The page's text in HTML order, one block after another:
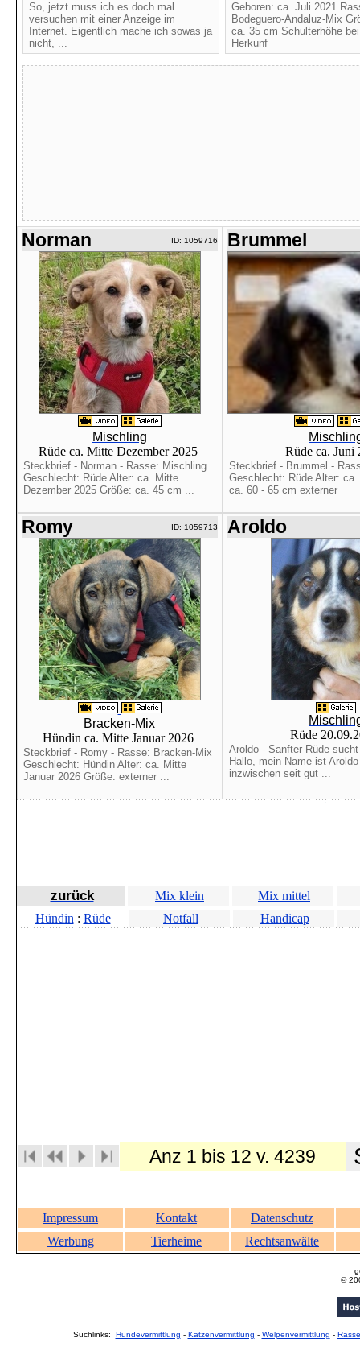
So, jetzt muss ich es doch mal
versuchen mit einer Anzeige im
Internet. Eigentlich mache ich sowas ja
nicht, ...
Geboren: ca. Juli 2021
Bodeguero-Andaluz-Mix
ca. 35 cm Schulterhöhe
Herkunf
Norman ID: 1059716
Mischling
Rüde ca. Mitte Dezember 2025
Steckbrief - Norman - Rasse: Mischling
Geschlecht: Rüde Alter: ca. Mitte
Dezember 2025 Größe: ca. 45 cm ...
Brummel
Rüde ca. Juni
Steckbrief - Brummel -
Geschlecht: Rüde Alter:
ca. 60 - 65 cm externer
Romy ID: 1059713
Bracken-Mix
Hündin ca. Mitte Januar 2026
Steckbrief - Romy - Rasse: Bracken-Mix
Geschlecht: Hündin Alter: ca. Mitte
Januar 2026 Größe: externer ...
Aroldo
Rüde
Aroldo - Sanfter Rüde
Hallo, mein Name ist
inzwischen seit gut ...
zurück Mix klein
Mix mittel
Hündin : Rüde Notfall Handicap
Anz 1 bis 12 v. 4239
Impressum Kontakt
Datenschutz
Werbung
Tierheime Rechtsanwälte
©
Suchlinks: Hundevermittlung - Katzenvermittlung - Welpenvermittlung -